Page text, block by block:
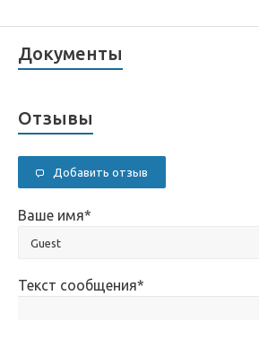
Документы
Отзывы
Добавить отзыв
Ваше имя*
Текст сообщения*